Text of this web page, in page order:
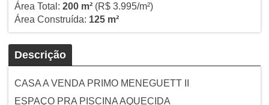
Área Total: 200 m²(R$ 3.995/m²)
Área Construída: 125 m²
Descrição
CASA A VENDA PRIMO MENEGUETT II
ESPAÇO PRA PISCINA AQUECIDA